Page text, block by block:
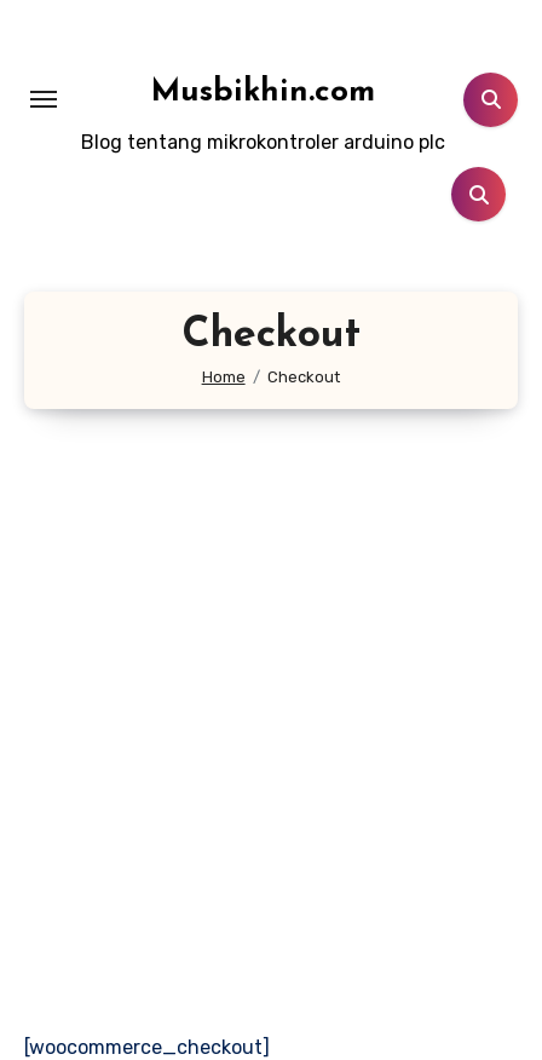
Musbikhin.com
Blog tentang mikrokontroler arduino plc
Checkout
Home Checkout
[woocommerce_checkout]